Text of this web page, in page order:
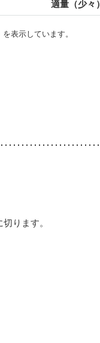
適量（少々）
表示しています。
ります。